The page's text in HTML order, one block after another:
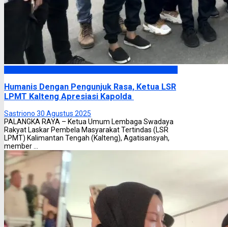
Humanis Dengan Pengunjuk Rasa, Ketua LSR
LPMT Kalteng Apresiasi Kapolda
Sastriono 30 Agustus 2025
PALANGKA RAYA – Ketua Umum Lembaga Swadaya
Rakyat Laskar Pembela Masyarakat Tertindas (LSR
LPMT) Kalimantan Tengah (Kalteng), Agatisansyah,
member ...